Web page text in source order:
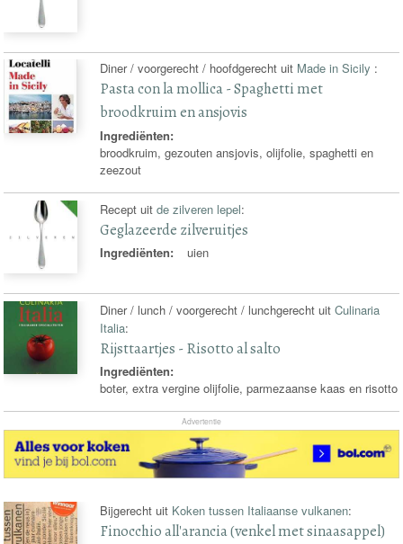
Diner / voorgerecht / hoofdgerecht uit Made in Sicily :
Pasta con la mollica - Spaghetti met
broodkruim en ansjovis
Ingrediënten:
broodkruim, gezouten ansjovis, olijfolie, spaghetti en
zeezout
Recept uitde zilveren lepel:
Geglazeerde zilveruitjes
Ingrediënten: uien
Diner / lunch / voorgerecht / lunchgerecht uitCulinaria
Italia:
Rijsttaartjes - Risotto al salto
Ingrediënten:
boter, extra vergine olijfolie, parmezaanse kaas en risotto
Advertentie
Bijgerecht uit Koken tussen Italiaanse vulkanen:
Finocchio all'arancia (venkel met sinaasappel)